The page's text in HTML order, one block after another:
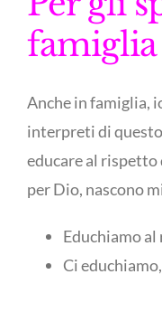
famiglia
Anche in famiglia,
interpreti di
educare al rispetto
per Dio, nascono
Educhiamo
Ci